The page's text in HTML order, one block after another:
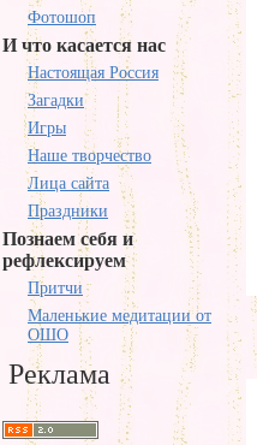
Фотошоп
И что касается нас
Настоящая Россия
Загадки
Игры
Наше творчество
Лица сайта
Праздники
Познаем себя и
рефлексируем
Притчи
Маленькие медитации от
ОШО
Реклама